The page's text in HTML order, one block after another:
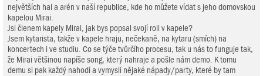
největších hal a arén v naší republice, kde ho můžete vídat s jeho domovskou
kapelou Mirai.
Jsi členem kapely Mirai, jak bys popsal svojí roli v kapele?
Jsem kytarista, takže v kapele hraju, nečekaně, na kytaru (smích) na
koncertech i ve studiu. Co se týče tvůrčího procesu, tak u nás to funguje tak,
že Mirai většinou napíše song, který nahraje a pošle nám demo. K tomu
demu si pak každý nahodí a vymyslí nějaké nápady/party, které by tam